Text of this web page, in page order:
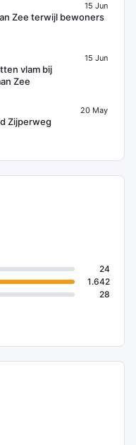
15 Jun
Zee terwijl bewoners
15 Jun
vlam bij
Zee
20 May
Zijperweg
24
1.642
28